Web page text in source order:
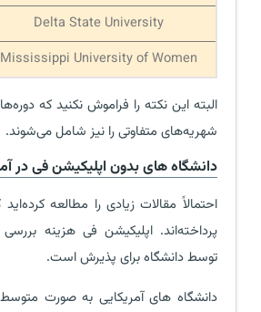
Delta State University
Mississippi University of Women
البته این نکته را فراموش نکنید که
شهریه‌های متفاوتی را نیز شامل می‌شوند.
دانشگاه‌ های بدون اپلیکیشن فی در
احتمالاً مقالات زیادی را مطالعه
پرداخته‌اند. اپلیکیشن فی هزینه
توسط دانشگاه برای پذیرش است.